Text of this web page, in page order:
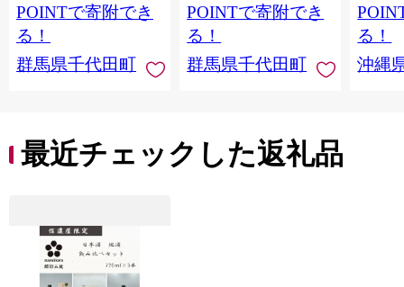
POINTで寄附でき
る！
群馬県千代田町
POINTで寄附でき
る！
群馬県千代田町
麦芽3
化し
すめ
重瀬
る！
沖縄
最近チェックした返礼品